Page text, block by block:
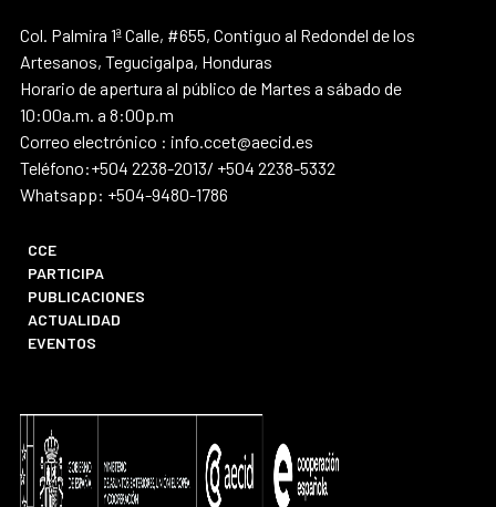
Col. Palmira 1ª Calle, #655, Contiguo al Redondel de los
Artesanos, Tegucigalpa, Honduras
Horario de apertura al público de Martes a sábado de
10:00a.m. a 8:00p.m
Correo electrónico : info.ccet@aecid.es
Teléfono:+504 2238-2013/ +504 2238-5332
Whatsapp: +504-9480-1786
CCE
PARTICIPA
PUBLICACIONES
ACTUALIDAD
EVENTOS